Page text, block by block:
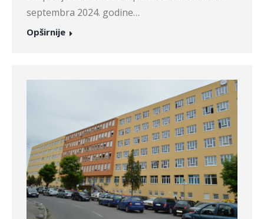
septembra 2024. godine…
Opširnije